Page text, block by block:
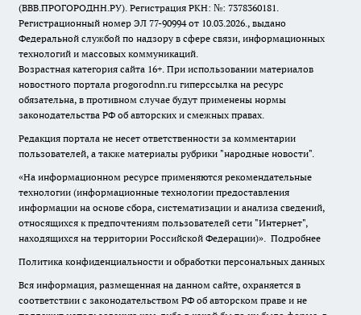
(ВВВ.ПРОГОРОДНН.РУ). Регистрация РКН: №: 7378360181.
Регистрационный номер ЭЛ 77-90994 от 10.03.2026., выдано
Федеральной службой по надзору в сфере связи, информационных
технологий и массовых коммуникаций.
Возрастная категория сайта 16+. При использовании материалов
новостного портала progorodnn.ru гиперссылка на ресурс
обязательна, в противном случае будут применены нормы
законодательства РФ об авторских и смежных правах.
Редакция портала не несет ответственности за комментарии
пользователей, а также материалы рубрики "народные новости".
«На информационном ресурсе применяются рекомендательные
технологии (информационные технологии предоставления
информации на основе сбора, систематизации и анализа сведений,
относящихся к предпочтениям пользователей сети "Интернет",
находящихся на территории Российской Федерации)». Подробнее
Политика конфиденциальности и обработки персональных данных
Вся информация, размещенная на данном сайте, охраняется в
соответствии с законодательством РФ об авторском праве и не